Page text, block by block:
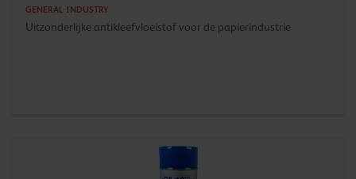
GENERAL INDUSTRY
Uitzonderlijke antikleefvloeistof voor de papierindustrie